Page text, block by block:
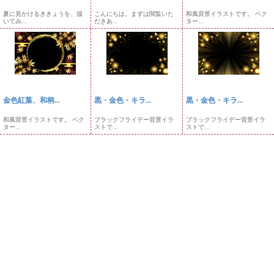
夏に見かけるききょうを、描
いてみ...
こんにちは。まずは閲覧いた
だきあ...
和風背景イラストです。 ベク
ター...
金色紅葉、和柄...
和風背景イラストです。 ベク
ター...
黒・金色・キラ...
ブラックフライデー背景イラ
ストで...
黒・金色・キラ...
ブラックフライデー背景イラ
ストで...